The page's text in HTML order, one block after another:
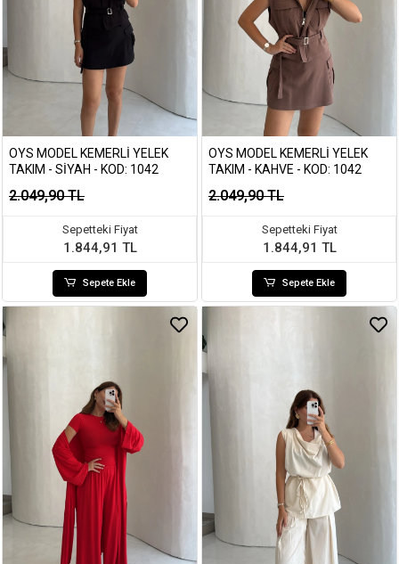
OYS MODEL KEMERLI YELEK
TAKIM - SIYAH - KOD: 1042
2.049,90 TL
Sepetteki Fiyat
1.844,91 TL
Sepete Ekle
OYS MODEL KEMERLI YELEK
TAKIM - KAHVE - KOD: 1042
2.049,90 TL
Sepetteki Fiyat
1.844,91 TL
Sepete Ekle